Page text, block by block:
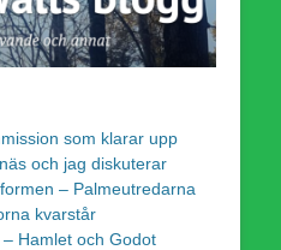
som klarar upp
och jag diskuterar
– Palmeutredarna
kvarstår
Hamlet och Godot